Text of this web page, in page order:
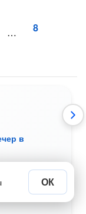
… 8
в
еда такОК